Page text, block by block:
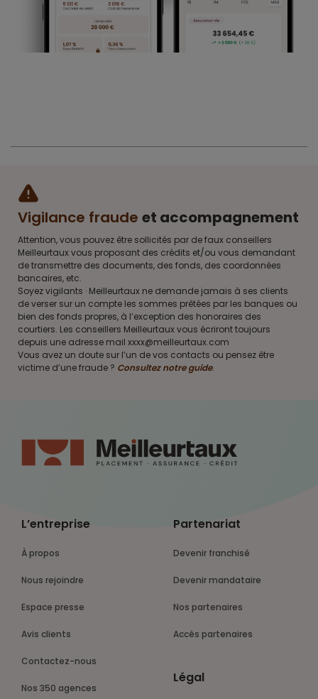
Vigilance fraude et accompagnement
Attention, vous pouvez être sollicités par de faux conseillers
Meilleurtaux vous proposant des crédits et/ou vous demandant
de transmettre des documents, des fonds, des coordonnées
bancaires, etc.
Soyez vigilants · Meilleurtaux ne demande jamais à ses clients
de verser sur un compte les sommes prêtées par les banques ou
bien des fonds propres, à l’exception des honoraires des
courtiers. Les conseillers Meilleurtaux vous écriront toujours
depuis une adresse mail xxxx@meilleurtaux.com
Vous avez un doute sur l’un de vos contacts ou pensez être
victime d’une fraude ? Consultez notre guide.
L’entreprise
À propos
Nous rejoindre
Espace presse
Avis clients
Contactez-nous
Nos 350 agences
Partenariat
Devenir franchisé
Devenir mandataire
Nos partenaires
Accès partenaires
Légal